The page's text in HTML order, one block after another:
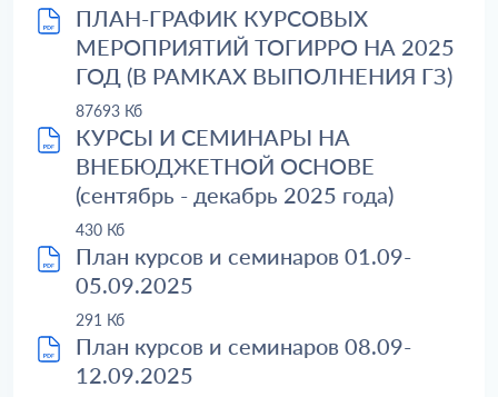
ПЛАН-ГРАФИК КУРСОВЫХ
МЕРОПРИЯТИЙ ТОГИРРО НА 2025
ГОД (В РАМКАХ ВЫПОЛНЕНИЯ ГЗ)
87693 Кб
КУРСЫ И СЕМИНАРЫ НА
ВНЕБЮДЖЕТНОЙ ОСНОВЕ
(сентябрь - декабрь 2025 года)
430 Кб
План курсов и семинаров 01.09-
05.09.2025
291 Кб
План курсов и семинаров 08.09-
12.09.2025